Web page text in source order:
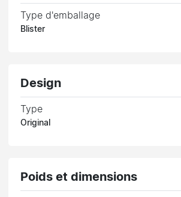
Type d'emballage
Blister
Design
Type
Original
Poids et dimensions